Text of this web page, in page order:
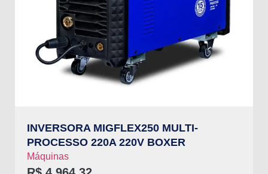
INVERSORA MIGFLEX250 MULTI-
PROCESSO 220A 220V BOXER
Máquinas